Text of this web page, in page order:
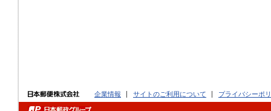
企業情報 サイトのご利用について プライバシーポ